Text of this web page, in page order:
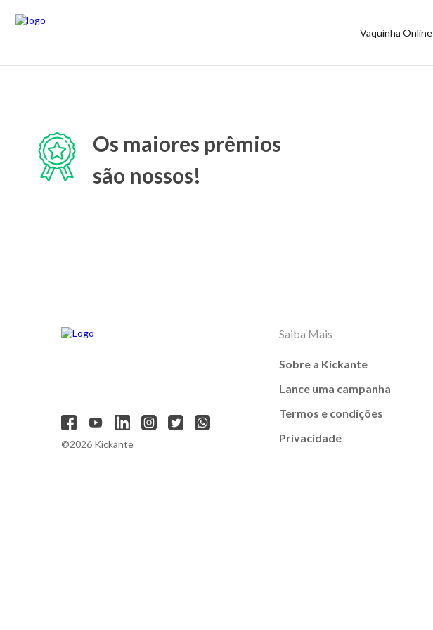
Vaquinha Online
Os maiores prêmios
são nossos!
©2026 Kickante
Saiba Mais
Sobre a Kickante
Lance uma campanha
Termos e condições
Privacidade